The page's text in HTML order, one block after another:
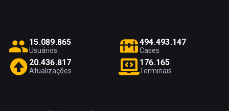
15.089.865
Usuários
494.493.147
Cases
20.436.817
Atualizações
176.165
Terminais